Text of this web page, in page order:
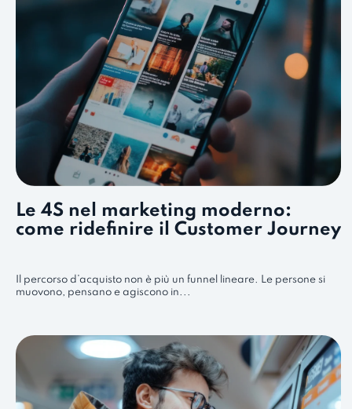
Le 4S nel marketing moderno:
come ridefinire il Customer Journey
Il percorso d’acquisto non è più un funnel lineare. Le persone si
muovono, pensano e agiscono in...